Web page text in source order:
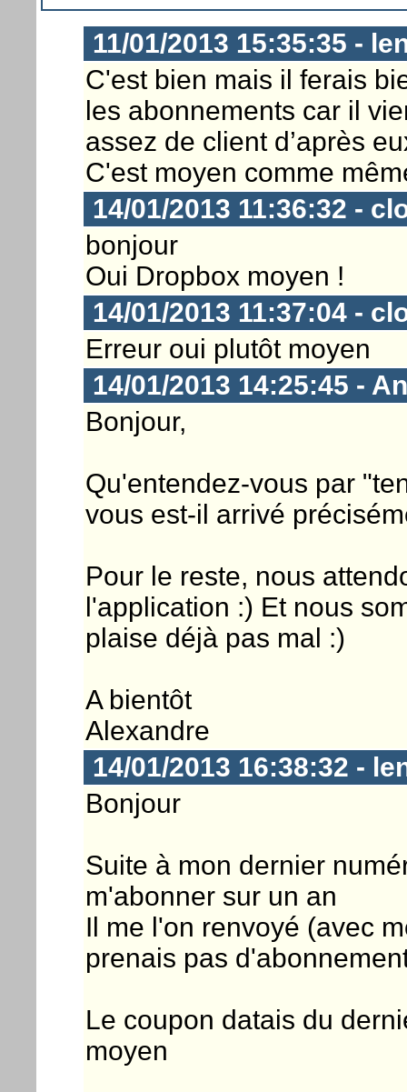
11/01/2013 15:35:35 -
C'est bien mais il ferais
les abonnements car il
assez de client d’après
C'est moyen comme
14/01/2013 11:36:32 -
bonjour
Oui Dropbox moyen !
14/01/2013 11:37:04 -
Erreur oui plutôt moyen
14/01/2013 14:25:45 -
Bonjour,
Qu'entendez-vous par
vous est-il arrivé
Pour le reste, nous
l'application :) Et nous
plaise déjà pas mal :)
A bientôt
Alexandre
14/01/2013 16:38:32 -
Bonjour
Suite à mon dernier
m'abonner sur un an
Il me l'on renvoyé (avec
prenais pas
Le coupon datais du
moyen